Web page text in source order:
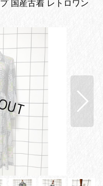
国産古着 レトロワン